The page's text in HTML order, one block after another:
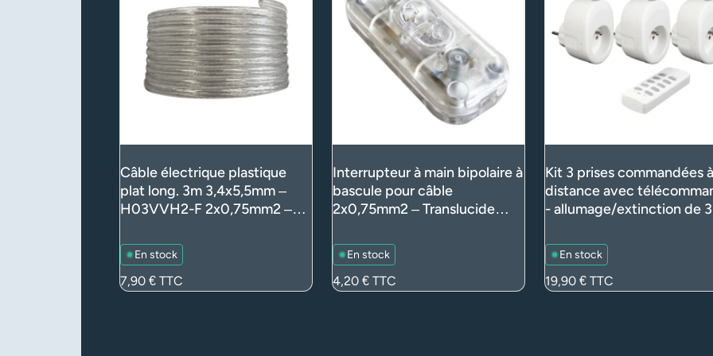
Câble électrique plastique
plat long. 3m 3,4x5,5mm –
H03VVH2-F 2x0,75mm2 –
En stock
Prix
7,90 € TTC
Interrupteur à main bipolaire à
bascule pour câble
2x0,75mm2 – Translucide
En stock
Prix
4,20 € TTC
Kit 3 prises commandées à
distance avec
- allumage/extinction de 3
30m (int.)
En stock
Prix
19,90 € TTC